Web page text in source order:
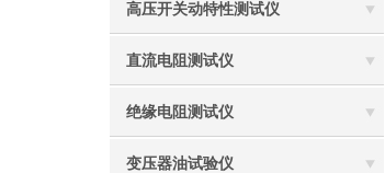
高压开关动特性测试仪
直流电阻测试仪
绝缘电阻测试仪
变压器油试验仪